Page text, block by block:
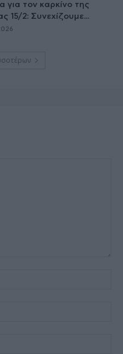
για τον καρκίνο της
15/2: Συνεχίζουμε...